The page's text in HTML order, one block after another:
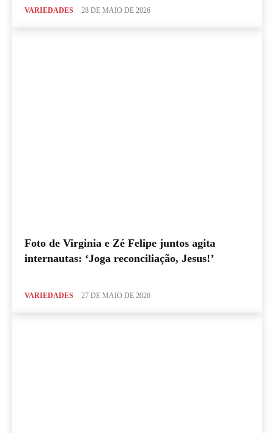
VARIEDADES 28 DE MAIO DE 2026
Foto de Virginia e Zé Felipe juntos agita
internautas: ‘Joga reconciliação, Jesus!’
VARIEDADES 27 DE MAIO DE 2026